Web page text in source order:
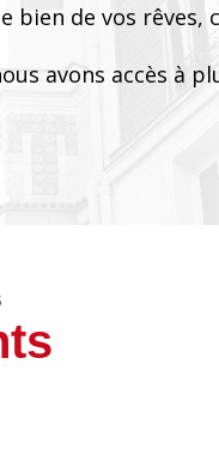
bien de vos
avons accès à